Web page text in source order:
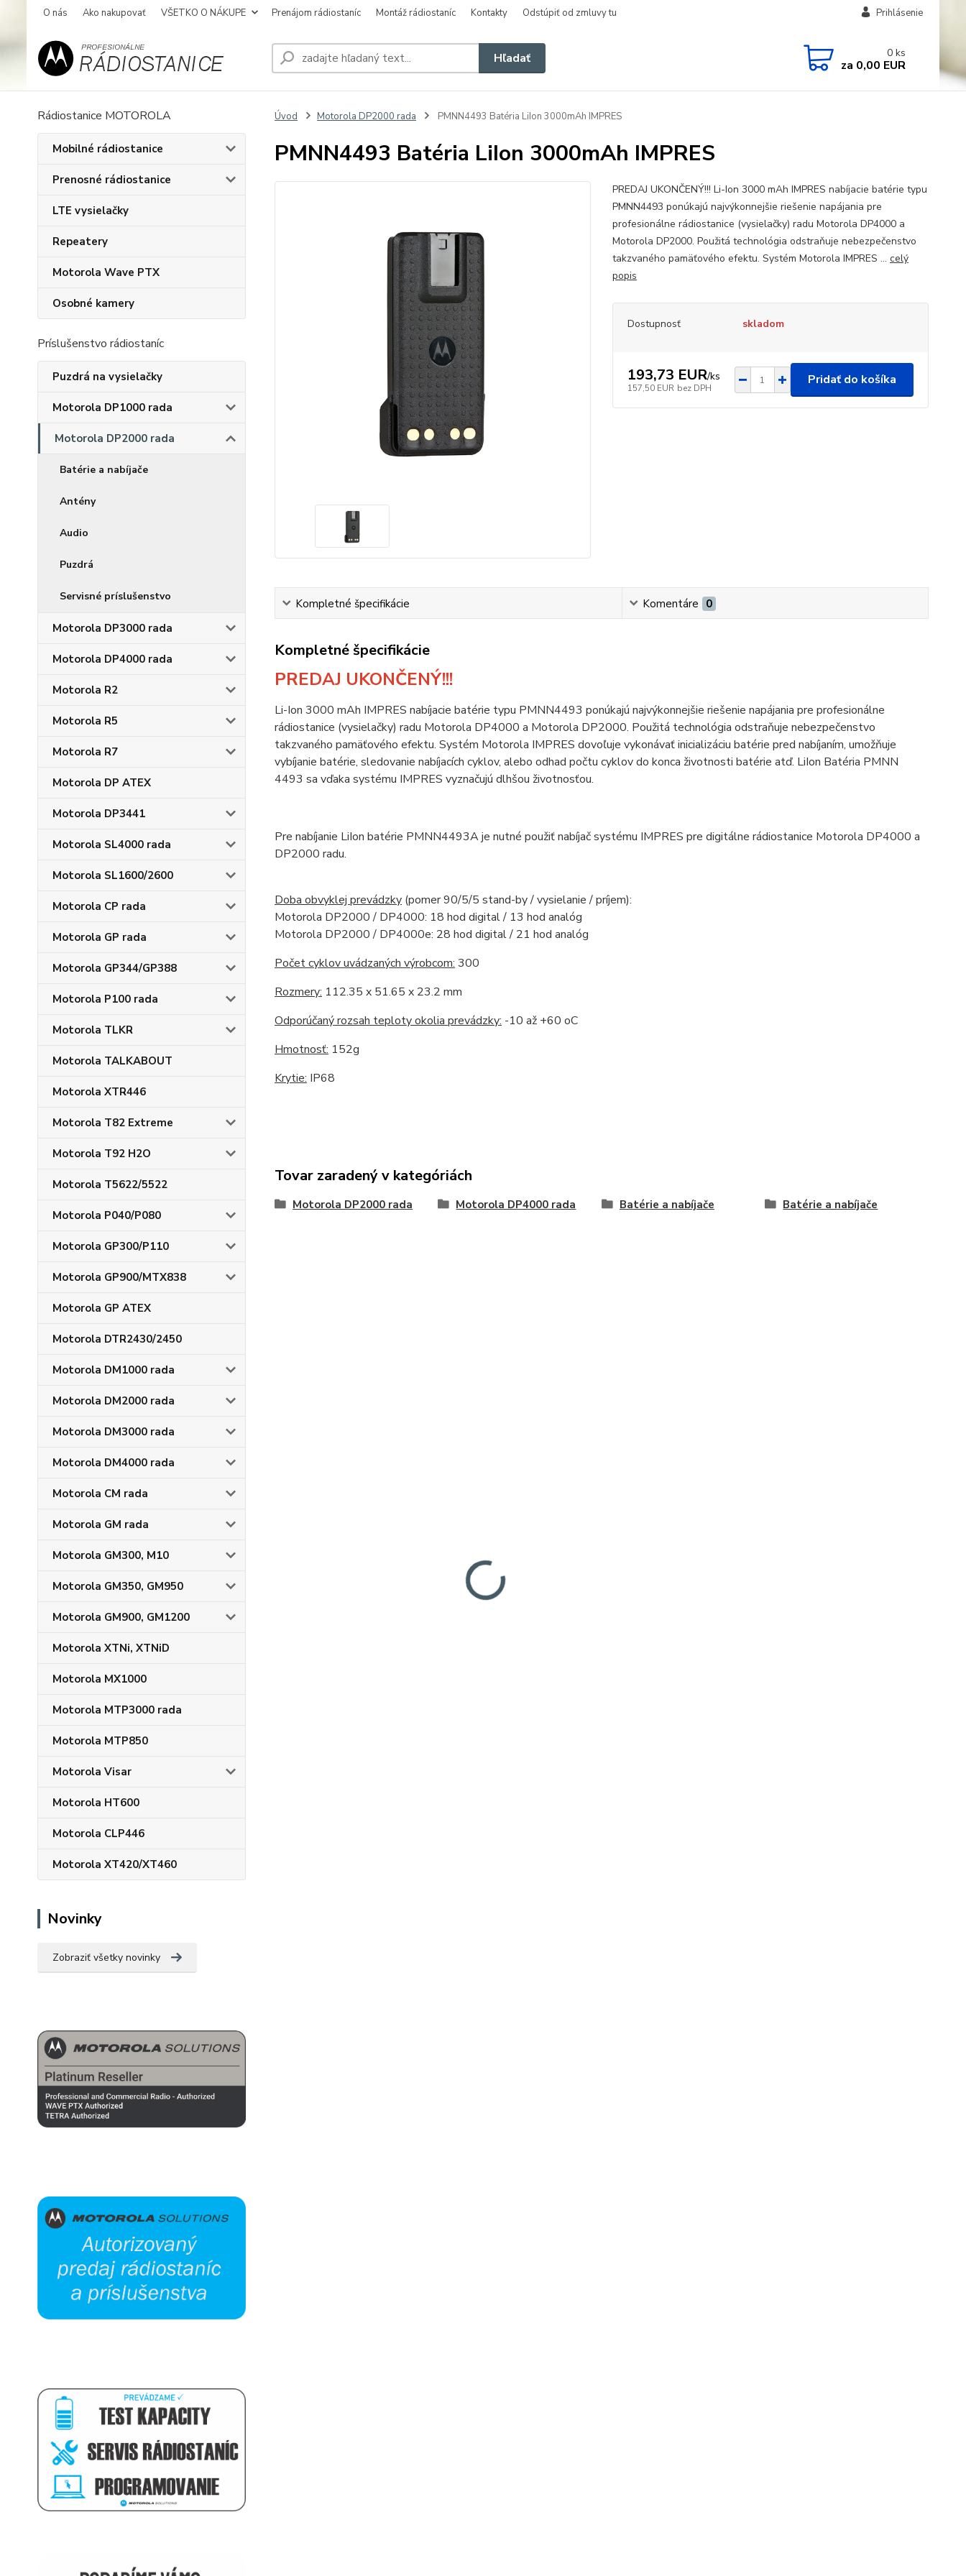
O nás Ako nakupovať VŠETKO O NÁKUPE Prenájom rádiostaníc Montáž rádiostaníc Kontakty Odstúpiť od zmluvy tu Prihlásenie
Hľadať 0 ks
za 0,00 EUR
Rádiostanice MOTOROLA
Mobilné rádiostanice
Prenosné rádiostanice
LTE vysielačky
Repeatery
Motorola Wave PTX
Osobné kamery
Príslušenstvo rádiostaníc
Puzdrá na vysielačky
Motorola DP1000 rada
Motorola DP2000 rada
Batérie a nabíjače
Antény
Audio
Puzdrá
Servisné príslušenstvo
Motorola DP3000 rada
Motorola DP4000 rada
Motorola R2
Motorola R5
Motorola R7
Motorola DP ATEX
Motorola DP3441
Motorola SL4000 rada
Motorola SL1600/2600
Motorola CP rada
Motorola GP rada
Motorola GP344/GP388
Motorola P100 rada
Motorola TLKR
Motorola TALKABOUT
Motorola XTR446
Motorola T82 Extreme
Motorola T92 H2O
Motorola T5622/5522
Motorola P040/P080
Motorola GP300/P110
Motorola GP900/MTX838
Motorola GP ATEX
Motorola DTR2430/2450
Motorola DM1000 rada
Motorola DM2000 rada
Motorola DM3000 rada
Motorola DM4000 rada
Motorola CM rada
Motorola GM rada
Motorola GM300, M10
Motorola GM350, GM950
Motorola GM900, GM1200
Motorola XTNi, XTNiD
Motorola MX1000
Motorola MTP3000 rada
Motorola MTP850
Motorola Visar
Motorola HT600
Motorola CLP446
Motorola XT420/XT460
Novinky
Zobraziť všetky novinky
Úvod Motorola DP2000 rada PMNN4493 Batéria LiIon 3000mAh IMPRES
PMNN4493 Batéria LiIon 3000mAh IMPRES
PREDAJ UKONČENÝ!!! Li-Ion 3000 mAh IMPRES nabíjacie batérie typu
PMNN4493 ponúkajú najvýkonnejšie riešenie napájania pre
profesionálne rádiostanice (vysielačky) radu Motorola DP4000 a
Motorola DP2000. Použitá technológia odstraňuje nebezpečenstvo
takzvaného pamäťového efektu. Systém Motorola IMPRES ... celý
popis
Dostupnosť skladom
193,73 EUR/ks
157,50 EUR bez DPH
Pridať do košíka
Kompletné špecifikácie Komentáre 0
Kompletné špecifikácie
PREDAJ UKONČENÝ!!!
Li-Ion 3000 mAh IMPRES nabíjacie batérie typu PMNN4493 ponúkajú najvýkonnejšie riešenie napájania pre profesionálne
rádiostanice (vysielačky) radu Motorola DP4000 a Motorola DP2000. Použitá technológia odstraňuje nebezpečenstvo
takzvaného pamäťového efektu. Systém Motorola IMPRES dovoľuje vykonávať inicializáciu batérie pred nabíjaním, umožňuje
vybíjanie batérie, sledovanie nabíjacích cyklov, alebo odhad počtu cyklov do konca životnosti batérie atď. LiIon Batéria PMNN
4493 sa vďaka systému IMPRES vyznačujú dlhšou životnosťou.
Pre nabíjanie LiIon batérie PMNN4493A je nutné použiť nabíjač systému IMPRES pre digitálne rádiostanice Motorola DP4000 a
DP2000 radu.
Doba obvyklej prevádzky(pomer 90/5/5 stand-by / vysielanie / príjem):
Motorola DP2000 / DP4000: 18 hod digital / 13 hod analóg
Motorola DP2000 / DP4000e: 28 hod digital / 21 hod analóg
Počet cyklov uvádzaných výrobcom: 300
Rozmery: 112.35 x 51.65 x 23.2 mm
Odporúčaný rozsah teploty okolia prevádzky: -10 až +60 oC
Hmotnosť: 152g
Krytie: IP68
Tovar zaradený v kategóriách
Motorola DP2000 rada Motorola DP4000 rada Batérie a nabíjače Batérie a nabíjače